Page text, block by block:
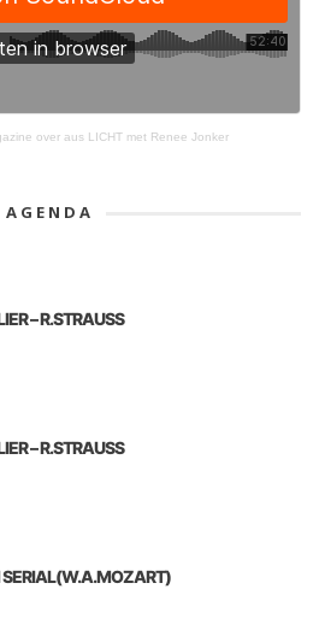
over aus LICHT met Renee Jonker
AGENDA
– R.STRAUSS
– R.STRAUSS
SERIAL(W.A.MOZART)